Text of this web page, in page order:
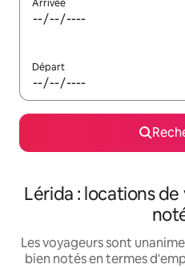
Arrivée
Départ
Lérida : locations
Les voyageurs sont
bien notés en termes